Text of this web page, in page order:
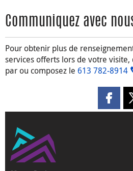
Communiquez avec
Pour obtenir plus de
services offerts lors de votre
par ou composez le 613 782‑8914